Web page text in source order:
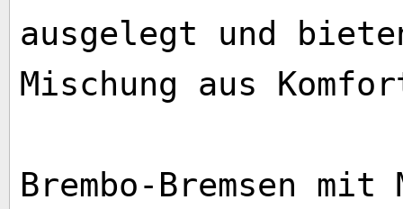
ausgelegt und
Mischung aus
Brembo-Bremsen